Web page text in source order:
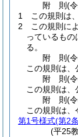
附 則(
1
この規則は
2
この規則に
っているも
る。
附 則(
この規則は、
附 則(
この規則は、
附 則(
この規則は、
第1号様式(第2
(平25